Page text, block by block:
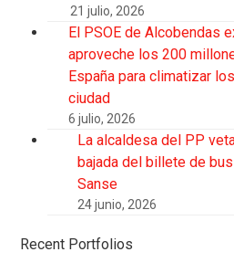
21 julio, 2026
El PSOE de Alcobendas
aproveche los 200
España para climatizar
ciudad
6 julio, 2026
La alcaldesa del PP
bajada del billete de
Sanse
24 junio, 2026
Recent Portfolios